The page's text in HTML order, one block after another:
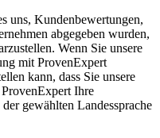
uns, Kundenbewertungen,
abgegeben wurden,
Wenn Sie unsere
mit ProvenExpert
kann, dass Sie unsere
ProvenExpert Ihre
gewählten Landessprache